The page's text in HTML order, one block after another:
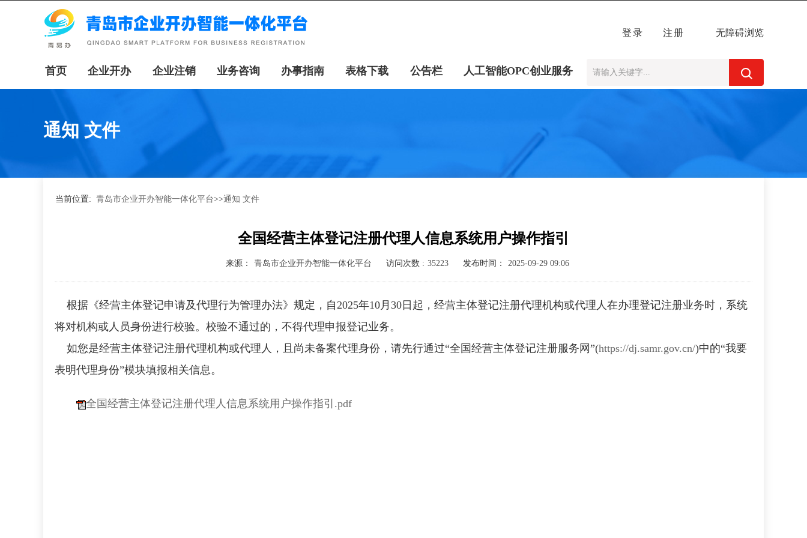
登录 注册 无障碍浏览
首页 企业开办 企业注销 业务咨询 办事指南 表格下载 公告栏 人工智能OPC创业服务
通知 文件
当前位置: 青岛市企业开办智能一体化平台>>通知 文件
全国经营主体登记注册代理人信息系统用户操作指引
来源： 青岛市企业开办智能一体化平台 访问次数 : 35223 发布时间： 2025-09-29 09:06
根据《经营主体登记申请及代理行为管理办法》规定， 自2025年10月30日起， 经营主体登记注册代理机构或代理人在办理登记注册业务时， 系统
将对机构或人员身份进行校验。 校验不通过的， 不得代理申报登记业务。
如您是经营主体登记注册代理机构或代理人，
且尚未备案代理身份， 请先行通过“全国经营主体登记注册服务网”(https://dj.samr.gov.cn/)中的“我要
表明代理身份”模块填报相关信息。
全国经营主体登记注册代理人信息系统用户操作指引.pdf